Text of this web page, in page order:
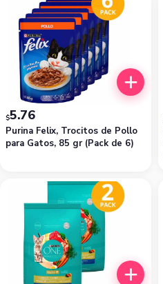
Purina Felix, Trocitos de Pollo
para Gatos, 85 gr (Pack de 6)
$5.76